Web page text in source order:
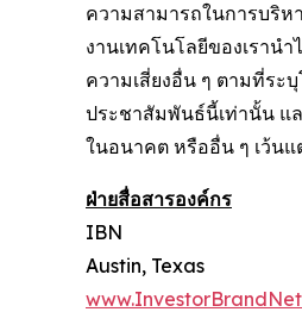
ความสามารถในการบริห
งานเทคโนโลยีของเราน
ความเสี่ยงอื่น ๆ ตามที่ระ
ประชาสัมพันธ์นี้เท่านั้น แ
ในอนาคต หรืออื่น ๆ เว้น
ฝ่ายสื่อสารองค์กร
IBN
Austin, Texas